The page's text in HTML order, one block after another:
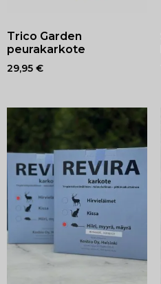
Trico Garden
peurakarkote
29,95 €